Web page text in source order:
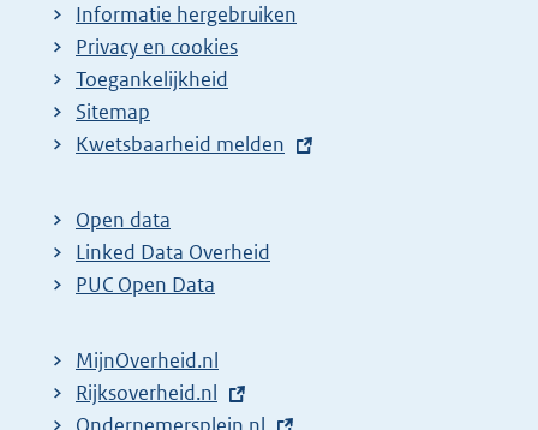
Informatie hergebruiken
Privacy en cookies
Toegankelijkheid
Sitemap
E
t
e
r
l
i
Kwetsbaarheid melden
Open data
Linked Data Overheid
PUC Open Data
MijnOverheid.nl
E
Rijksoverheid.nl